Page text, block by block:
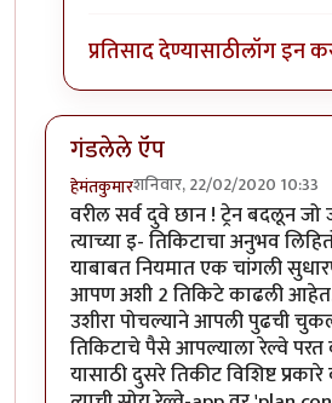
प्रतिसाद देण्यासाठीलॉग इन
गंडलेले ऍप
हेमंतकुमारशनिवार, 22/02/2020 10:33
वरील सर्व दुवे छान ! ट्रेन बदलून जो
त्याच्या इ- तिकिटाचा अनुभव
याबाबत नियमात एक चांगली
आपण अशी 2 तिकिटे काढली आहेत.
उशीरा पोचल्याने आपली पुढची
तिकिटाचे पैसे आपल्याला रेल्वे
यासाठी दुसरे तिकीट विशिष्ट